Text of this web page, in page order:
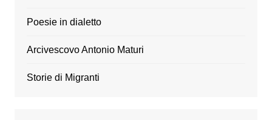
Poesie in dialetto
Arcivescovo Antonio Maturi
Storie di Migranti